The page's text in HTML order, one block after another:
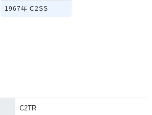
1967年 C2SS
C2TR